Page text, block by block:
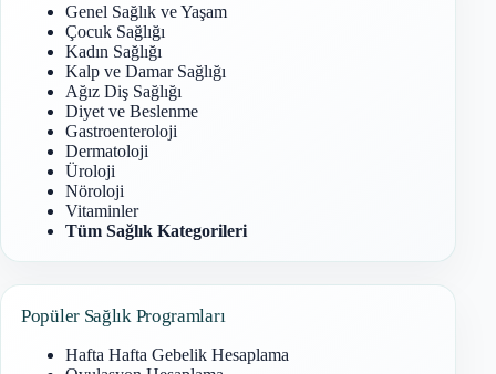
Genel Sağlık ve Yaşam
Çocuk Sağlığı
Kadın Sağlığı
Kalp ve Damar Sağlığı
Ağız Diş Sağlığı
Diyet ve Beslenme
Gastroenteroloji
Dermatoloji
Üroloji
Nöroloji
Vitaminler
Tüm Sağlık Kategorileri
Popüler Sağlık Programları
Hafta Hafta Gebelik Hesaplama